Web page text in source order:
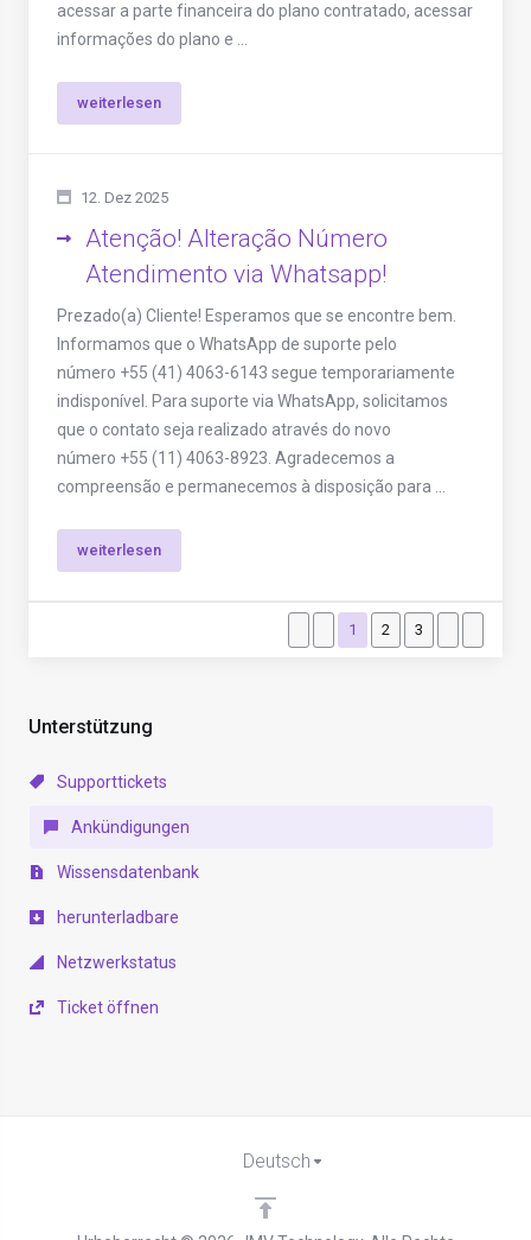
Unterstützung
Supporttickets
Ankündigungen
Wissensdatenbank
herunterladbare
Netzwerkstatus
Ticket öffnen
acessar a parte financeira do plano contratado, acessar
informações do plano e ...
weiterlesen
12. Dez 2025
Atenção! Alteração Número
Atendimento via Whatsapp!
Prezado(a) Cliente! Esperamos que se encontre bem.
Informamos que o WhatsApp de suporte pelo
número +55 (41) 4063-6143 segue temporariamente
indisponível. Para suporte via WhatsApp, solicitamos
que o contato seja realizado através do novo
número +55 (11) 4063-8923. Agradecemos a
compreensão e permanecemos à disposição para ...
weiterlesen
1 2 3
Deutsch